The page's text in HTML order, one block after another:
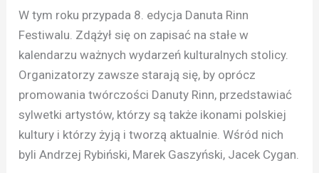
W tym roku przypada 8. edycja Danuta Rinn
Festiwalu. Zdążył się on zapisać na stałe w
kalendarzu ważnych wydarzeń kulturalnych stolicy.
Organizatorzy zawsze starają się, by oprócz
promowania twórczości Danuty Rinn, przedstawiać
sylwetki artystów, którzy są także ikonami polskiej
kultury i którzy żyją i tworzą aktualnie. Wśród nich
byli Andrzej Rybiński, Marek Gaszyński, Jacek Cygan.